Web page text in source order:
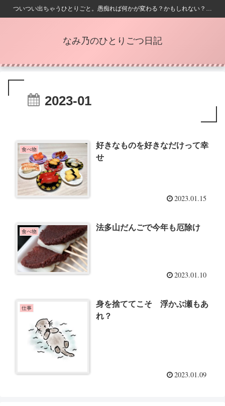
ついつい出ちゃうひとりごと。愚痴れば何かが変わる？かもしれない？…
なみ乃のひとりごつ日記
2023-01
食べ物
好きなものを好きなだけって幸
せ
2023.01.15
食べ物 法多山だんごで今年も厄除け
2023.01.10
仕事
身を捨ててこそ 浮かぶ瀬もあ
れ？
2023.01.09